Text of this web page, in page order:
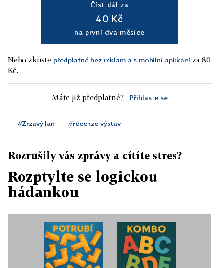
Číst dál za
40 Kč
na první dva měsíce
Nebo zkuste předplatné bez reklam a s mobilní aplikací za 80
Kč.
Máte již předplatné? Přihlaste se
#Zrzavý Jan #recenze výstav
Rozrušily vás zprávy a cítíte stres?
Rozptylte se logickou
hádankou